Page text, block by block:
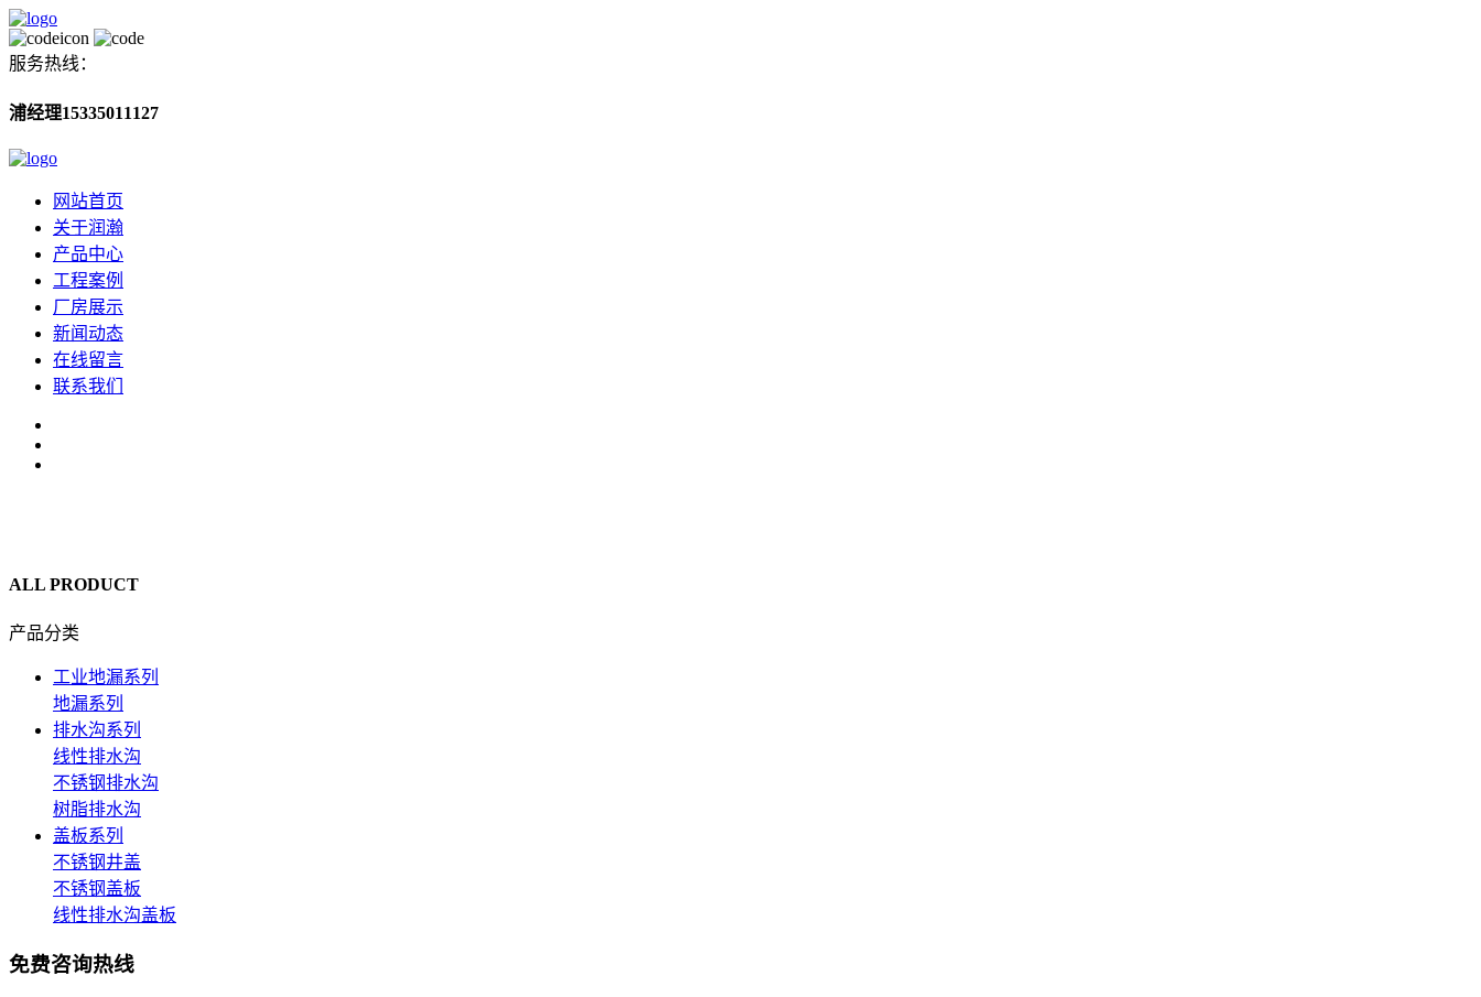
服务热线：
浦经理15335011127
网站首页
关于润瀚
产品中心
工程案例
厂房展示
新闻动态
在线留言
联系我们
ALL PRODUCT
产品分类
工业地漏系列
地漏系列
排水沟系列
线性排水沟
不锈钢排水沟
树脂排水沟
盖板系列
不锈钢井盖
不锈钢盖板
线性排水沟盖板
免费咨询热线